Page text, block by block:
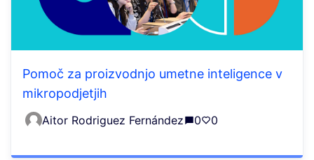
Pomoč za proizvodnjo umetne inteligence v
mikropodjetjih
Aitor Rodriguez Fernández 0 0